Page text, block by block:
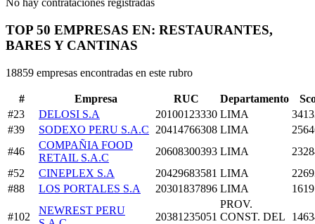
No hay contrataciones registradas
TOP 50 EMPRESAS EN: RESTAURANTES,
BARES Y CANTINAS
18859 empresas encontradas en este rubro
# Empresa RUC Departamento
#23
DELOSI S.A 20100123330 LIMA
#39
SODEXO PERU S.A.C 20414766308 LIMA
#46
COMPAÑIA FOOD
RETAIL S.A.C
20608300393 LIMA
#52
CINEPLEX S.A 20429683581 LIMA
#88
LOS PORTALES S.A 20301837896 LIMA
#102
NEWREST PERU
20381235051
PROV.
CONST. DEL